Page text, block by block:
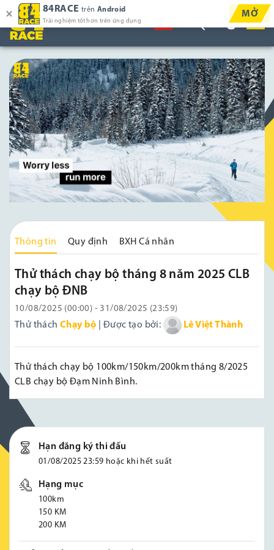
Thông tin Quy định BXH Cá nhân
Thử thách chạy bộ tháng 8 năm 2025 CLB
chạy bộ ĐNB
10/08/2025 (00:00) - 31/08/2025 (23:59)
Thử thách Chạy bộ | Được tạo bởi: Lê Việt Thành
Thử thách chạy bộ 100km/150km/200km tháng 8/2025
CLB chạy bộ Đạm Ninh Bình.
Hạn đăng ký thi đấu
01/08/2025 23:59 hoặc khi hết suất
Hạng mục
100km
150 KM
200 KM
84RACE trên Android
Trải nghiệm tốt hơn trên ứng dụng
MỞ